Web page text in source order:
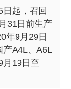
起，召回
31日前生产
年9月29日
产A4L、A6L
月19日至